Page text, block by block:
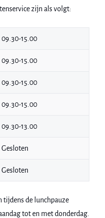
zijn als volgt:
09.30-15.00
09.30-15.00
09.30-15.00
09.30-15.00
09.30-13.00
Gesloten
Gesloten
tijdens de lunchpauze
tot en met donderdag.